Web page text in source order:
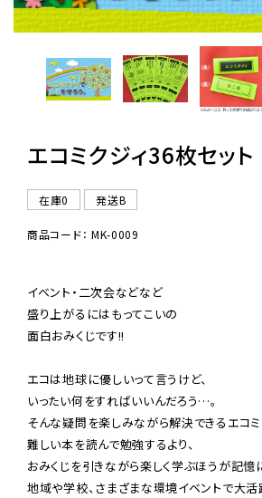
景品・玩具・文具
よくあるご質問
エコミクジィ36枚セット
在庫0 発送B
商品コード： MK-0009
イベント・二次会などなど
盛り上がるにはもってこいの
面白おみくじです!!
エコは地球に優しいって言うけど、
いったい何をすればいいんだろう…。
そんな疑問を楽しみながら解決できるエコミ
難しい本を読んで勉強するより、
おみくじを引きながら楽しく学ぶほうが記憶
地域や学校、さまざまな環境イベントで大活